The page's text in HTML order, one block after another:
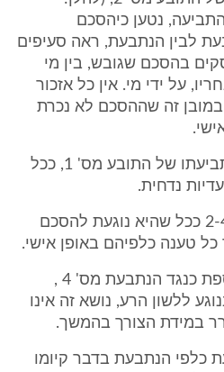
נטען כיהסכם
לבין הנתבעת, ראה סעיפים
העוסקים בהסכם שגובש, בין מי
על ידי מי. אין כל אזכור
זה שההסכם לא נכרת
לפיכך, כבר בשלב הזה, תביעתו של התובע מס' 1, ככל
נדחית.
התביעה כנגד הנתבעים 2-4 ככל שהיא נוגעת להסכם
טענה כלפיהם באופן אישי.
יובהר כי קיימת טענה נוספת כנגד הנתבעת מס' 4 ,
ללשון הרע, נושא זה אינו
במידת הצורך בהמשך.
כלפי הנתבעת בדבר קיומו